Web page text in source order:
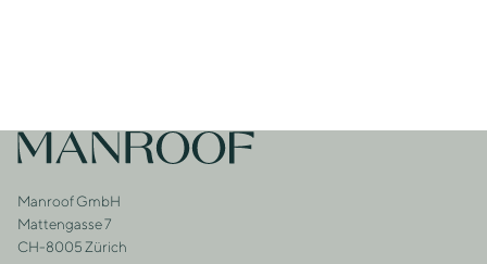
Footer
Zur Startseite
Adresse
Manroof GmbH
Mattengasse 7
CH-8005 Zürich